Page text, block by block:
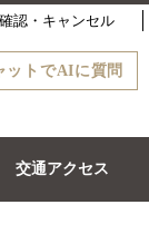
認・キャンセル
ットでAIに質問
交通アクセス